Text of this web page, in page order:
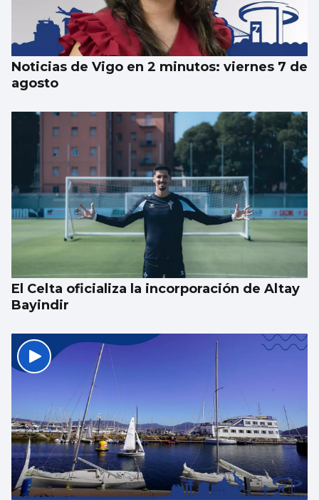
el eclipse: localizaciones para disfrutar del
fenómeno astronómico
Noticias de Vigo en 2 minutos: viernes 7 de
agosto
El Celta oficializa la incorporación de Altay
Bayindir